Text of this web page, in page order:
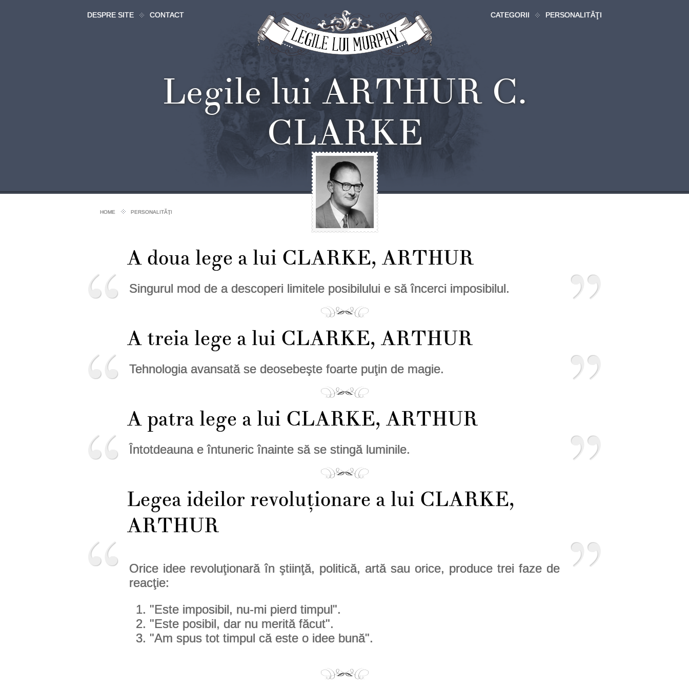
DESPRE SITE CONTACT CATEGORII PERSONALITĂŢI
Legile lui ARTHUR C.
CLARKE
HOME PERSONALITĂŢI
A doua lege a lui CLARKE, ARTHUR
Singurul mod de a descoperi limitele posibilului e să încerci imposibilul.
A treia lege a lui CLARKE, ARTHUR
Tehnologia avansată se deosebeşte foarte puţin de magie.
A patra lege a lui CLARKE, ARTHUR
Întotdeauna e întuneric înainte să se stingă luminile.
Legea ideilor revoluţionare a lui CLARKE,
ARTHUR
Orice idee revoluţionară în ştiinţă, politică, artă sau orice, produce trei faze de
reacţie:
"Este imposibil, nu-mi pierd timpul".
"Este posibil, dar nu merită făcut".
"Am spus tot timpul că este o idee bună".